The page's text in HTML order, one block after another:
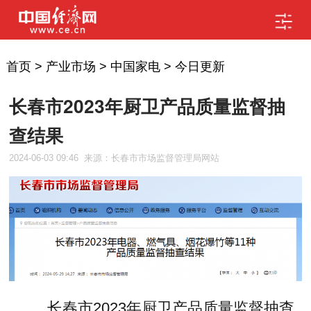
首页> 产业市场 > 中国家电> 今日更新
长春市2023年厨卫产品质量监督抽
查结果
2024-06-03 09:46 来源：长春市市场监督管理局网站